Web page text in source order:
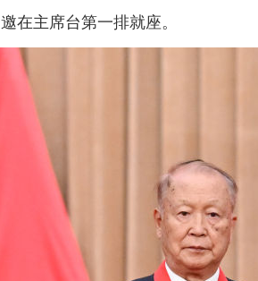
在主席台第一排就座。